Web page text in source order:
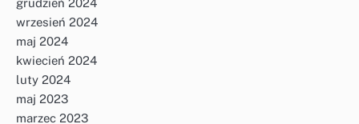
grudzień 2024
wrzesień 2024
maj 2024
kwiecień 2024
luty 2024
maj 2023
marzec 2023